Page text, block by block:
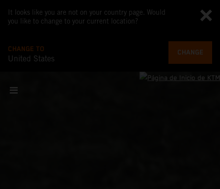
It looks like you are not on your country page. Would
you like to change to your current location?
CHANGE TO
United States
CHANGE